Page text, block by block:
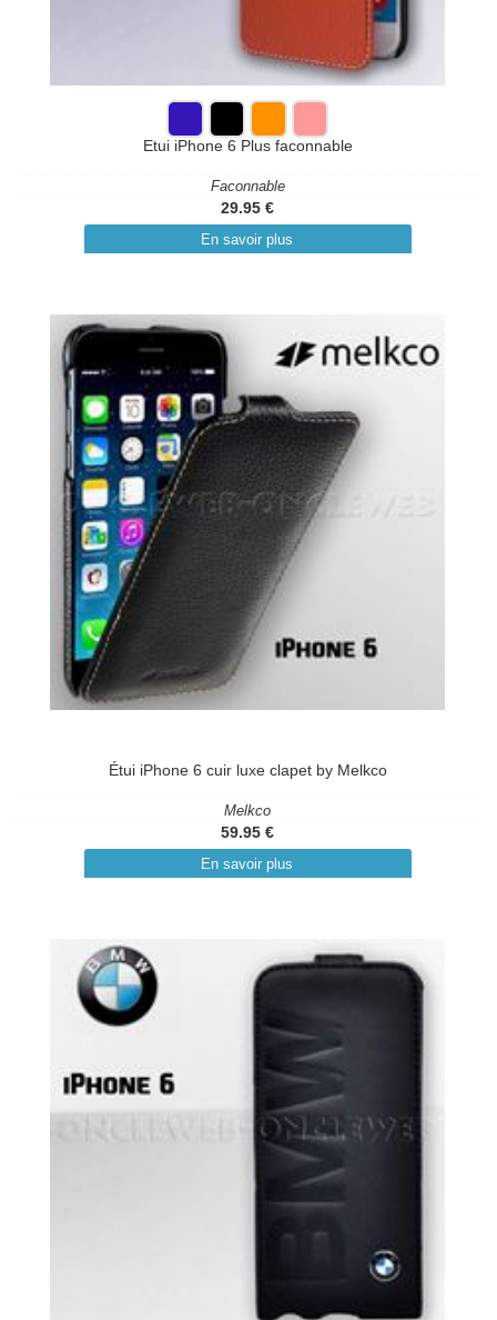
Etui iPhone 6 Plus faconnable
Faconnable
29.95 €
En savoir plus
Étui iPhone 6 cuir luxe clapet by Melkco
Melkco
59.95 €
En savoir plus